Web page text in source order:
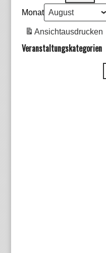
Monat
Ansichtausdrucken
Veranstaltungskategorien